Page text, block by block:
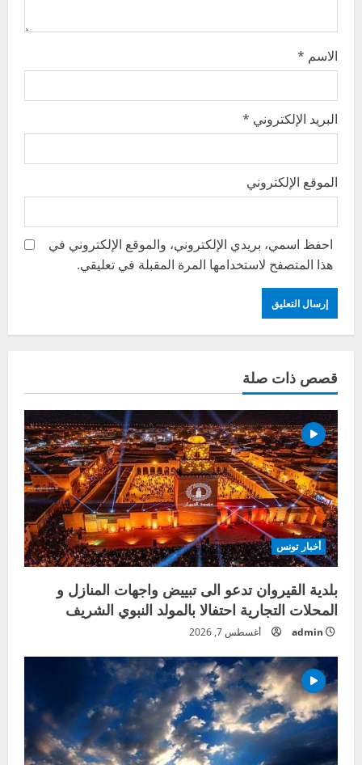
الاسم *
البريد الإلكتروني *
الموقع الإلكتروني
احفظ اسمي، بريدي الإلكتروني، والموقع الإلكتروني في
هذا المتصفح لاستخدامها المرة المقبلة في تعليقي.
قصص ذات صلة
أخبار تونس
بلدية القيروان تدعو الى تبييض واجهات المنازل و
المحلات التجارية احتفالا بالمولد النبوي الشريف
admin أغسطس 7, 2026